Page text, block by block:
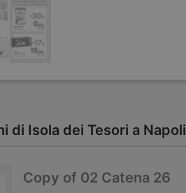
di Isola dei Tesori a Napoli
Copy of 02 Catena 26